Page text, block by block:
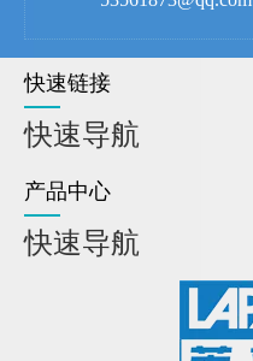
快速链接
快速导航
产品中心
快速导航